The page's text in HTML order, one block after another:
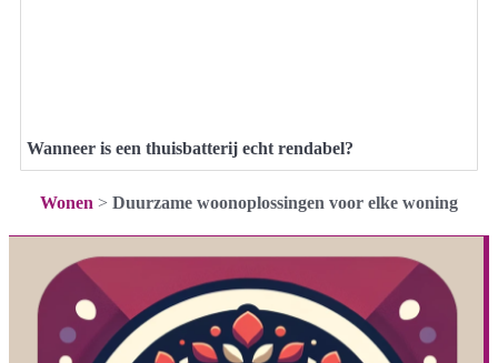
Wanneer is een thuisbatterij echt rendabel?
Wonen > Duurzame woonoplossingen voor elke woning